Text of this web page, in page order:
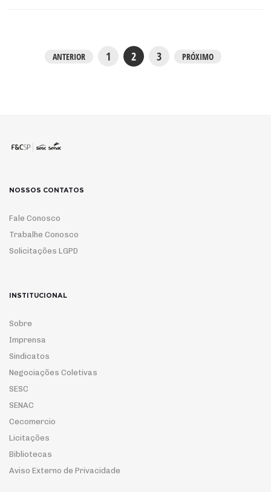
ANTERIOR 1 2 3 PRÓXIMO
NOSSOS CONTATOS
Fale Conosco
Trabalhe Conosco
Solicitações LGPD
INSTITUCIONAL
Sobre
Imprensa
Sindicatos
Negociações Coletivas
SESC
SENAC
Cecomercio
Licitações
Bibliotecas
Aviso Externo de Privacidade